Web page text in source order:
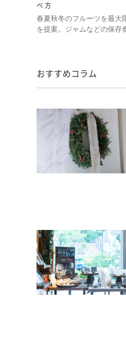
べ方
春夏秋冬のフルーツを最大
を提案。ジャムなどの保存
おすすめコラム